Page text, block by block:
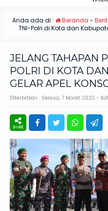
Anda ada di : Beranda -
TNI-Polri di Kota dan
JELANG TAHAPAN
POLRI DI KOTA
GELAR APEL
Diterbitkan : Selasa, 7 Maret 2023 -